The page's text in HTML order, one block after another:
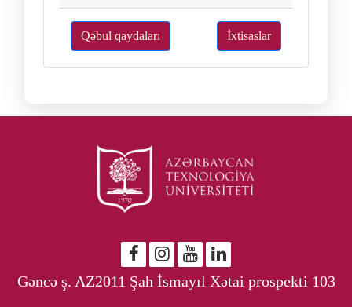
Qəbul qaydaları İxtisaslar
Gəncə ş. AZ2011 Şah İsmayıl Xətai prospekti 103